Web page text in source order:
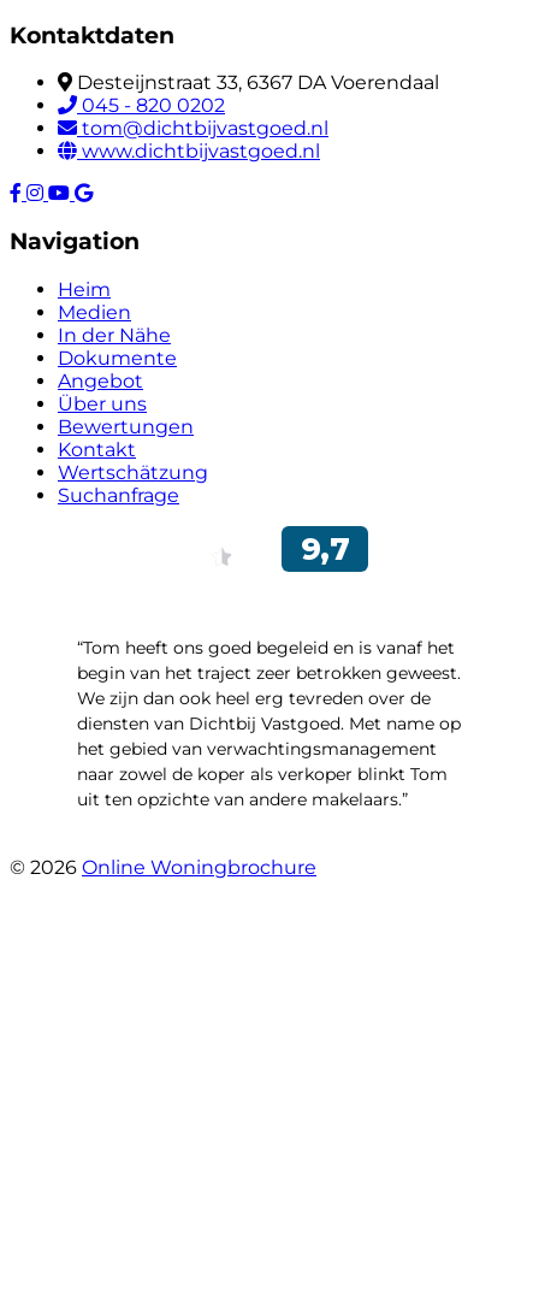
Kontaktdaten
Desteijnstraat 33, 6367 DA Voerendaal
045 - 820 0202
tom@dichtbijvastgoed.nl
www.dichtbijvastgoed.nl
Navigation
Heim
Medien
In der Nähe
Dokumente
Angebot
Über uns
Bewertungen
Kontakt
Wertschätzung
Suchanfrage
“Tom heeft ons goed begeleid en is vanaf het
begin van het traject zeer betrokken geweest.
We zijn dan ook heel erg tevreden over de
diensten van Dichtbij Vastgoed. Met name op
het gebied van verwachtingsmanagement
naar zowel de koper als verkoper blinkt Tom
uit ten opzichte van andere makelaars.”
© 2026 Online Woningbrochure